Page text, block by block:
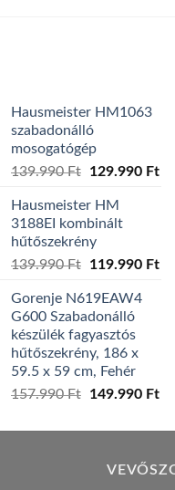
Hausmeister HM1063
szabadonálló
mosogatógép
139.990Ft
Original
was:
139.990 Ft.
129.990 Ft
Hausmeister HM
3188EI kombinált
hűtőszekrény
139.990Ft
Original
was:
139.990 Ft.
119.990 Ft
Gorenje N619EAW4
G600 Szabadonálló
készülék fagyasztós
hűtőszekrény, 186 x
59.5 x 59 cm, Fehér
157.990Ft
Original
was:
149.990 Ft
is: